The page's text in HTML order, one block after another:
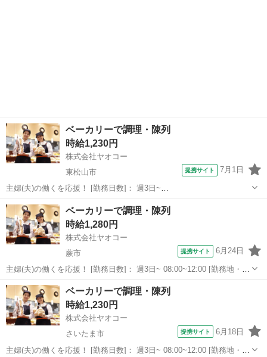
ベーカリーで調理・陳列
時給1,230円
株式会社ヤオコー
東松山市
提携サイト 7月1日
主婦(夫)の働くを応援！ [勤務日数]： 週3日~
07:00~16:00/07:00~11:00/12:00~16:00 [勤務地・最寄駅]： 埼玉県東松
山市新宿町17番地1 ヤオコー 東松山新宿町店 ＜株式会社ヤオ...
埼玉 東松山市 パン
ベーカリーで調理・陳列
時給1,280円
株式会社ヤオコー
蕨市
提携サイト 6月24日
主婦(夫)の働くを応援！ [勤務日数]： 週3日~ 08:00~12:00 [勤務地・最
寄駅]： 埼玉県蕨市南町1丁目5番15 ヤオコー 蕨南町店 ＜株式会社
ヤオコー＞ 蕨駅徒歩10分 [職種名]：ベーカリースタッフ...
埼玉 蕨市 パン
ベーカリーで調理・陳列
時給1,230円
株式会社ヤオコー
さいたま市
提携サイト 6月18日
主婦(夫)の働くを応援！ [勤務日数]： 週3日~ 08:00~12:00 [勤務地・最